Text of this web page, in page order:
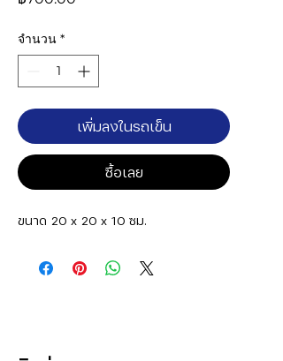
จำนวน *
เพิ่มลงในรถเข็น
ซื้อเลย
ขนาด 20 x 20 x 10 ซม.